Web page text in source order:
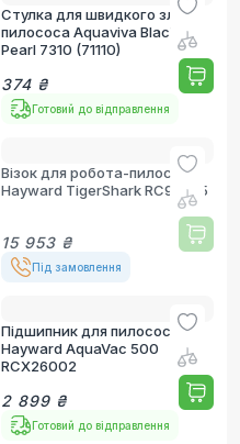
Стулка для швидкого зливу
пилососа Aquaviva Black
Pearl 7310 (71110)
374 ₴
Готовий до відправлення
Візок для робота-пилососа
Hayward TigerShark RC99385
15 953 ₴
Під замовлення
Підшипник для пилососа
Hayward AquaVac 500
RCX26002
2 899 ₴
Готовий до відправлення